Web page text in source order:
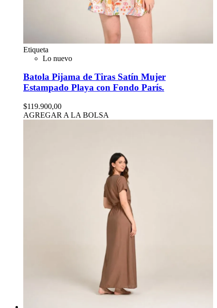
Etiqueta
Lo nuevo
Batola Pijama de Tiras Satín Mujer
Estampado Playa con Fondo París.
$119.900,00
AGREGAR A LA BOLSA